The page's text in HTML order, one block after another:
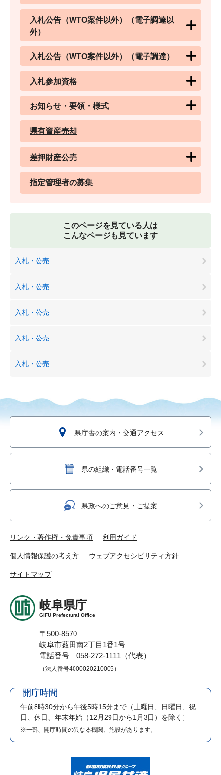
入札公告（WTO案件以外）（電子調達以
外）
入札公告（WTO案件以外）（電子調達）
入札参加資格
お知らせ・要領・様式
県有資産売却
差押財産公売
指定管理者の募集
このページを見ている人は
こんなページも見ています
入札・公売
入札・公売
入札・公売
入札・公売
入札・公売
県庁舎の案内・交通アクセス
県の組織・電話番号一覧
県政へのご意見・ご提案
リンク・著作権・免責事項 利用ガイド
個人情報保護の考え方 ウェブアクセシビリティ方針
サイトマップ
岐阜県庁
GIFU Prefectural Office
〒500-8570
岐阜市薮田南2丁目1番1号
電話番号 058-272-1111（代表）
（法人番号4000020210005）
開庁時間
午前8時30分から午後5時15分まで （土曜日、日曜日、祝
日、休日、年末年始（12月29日から1月3日）を除く）
※一部、開庁時間の異なる機関、施設があります。